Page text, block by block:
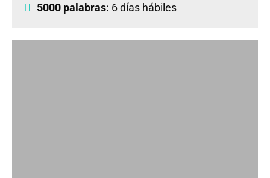
5000 palabras: 6 días hábiles